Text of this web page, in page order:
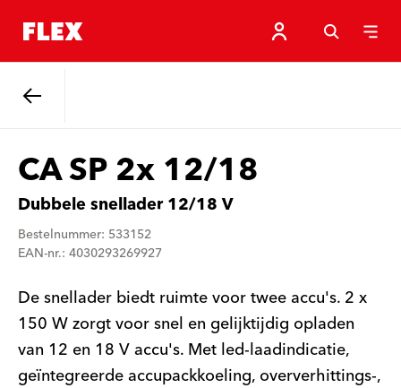
CA SP 2x 12/18
Dubbele snellader 12/18 V
Bestelnummer: 533152
EAN-nr.: 4030293269927
De snellader biedt ruimte voor twee accu's. 2 x
150 W zorgt voor snel en gelijktijdig opladen
van 12 en 18 V accu's. Met led-laadindicatie,
geïntegreerde accupackkoeling, oververhittings-,